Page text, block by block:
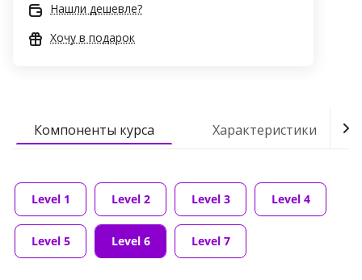
Нашли дешевле?
Хочу в подарок
Компоненты курса Характеристики
Level 1 Level 2 Level 3 Level 4
Level 5 Level 6 Level 7